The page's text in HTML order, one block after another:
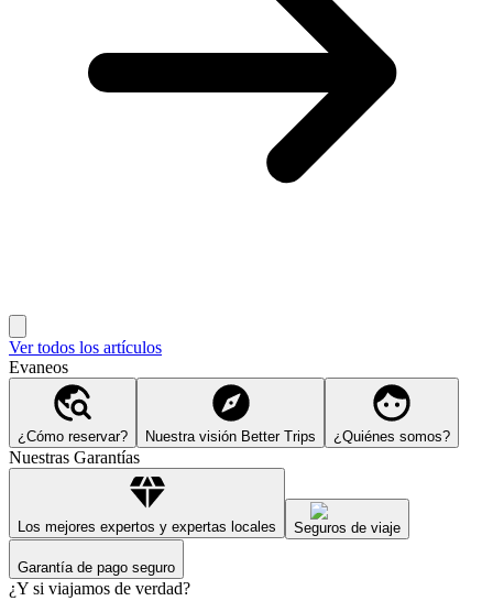
Ver todos los artículos
Evaneos
¿Cómo reservar? Nuestra visión Better Trips ¿Quiénes somos?
Nuestras Garantías
Los mejores expertos y expertas locales Seguros de viaje
Garantía de pago seguro
¿Y si viajamos de verdad?